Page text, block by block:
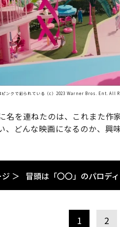
ピンクで彩られている（c）2023 Warner Bros. Ent.
名を連ねたのは、これまた
、どんな映画になるのか、興
＞ 冒頭は「〇〇」のパロディ
1 2